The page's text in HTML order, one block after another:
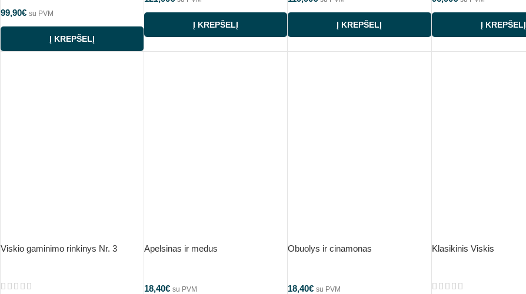
99,90€ su PVM
Į KREPŠELĮ
Į KREPŠELĮ Į KREPŠELĮ Į KREPŠELĮ
Viskio gaminimo rinkinys Nr. 3 Apelsinas ir medus
18,40€ su PVM
Obuolys ir cinamonas
18,40€ su PVM
Klasikinis Viskis